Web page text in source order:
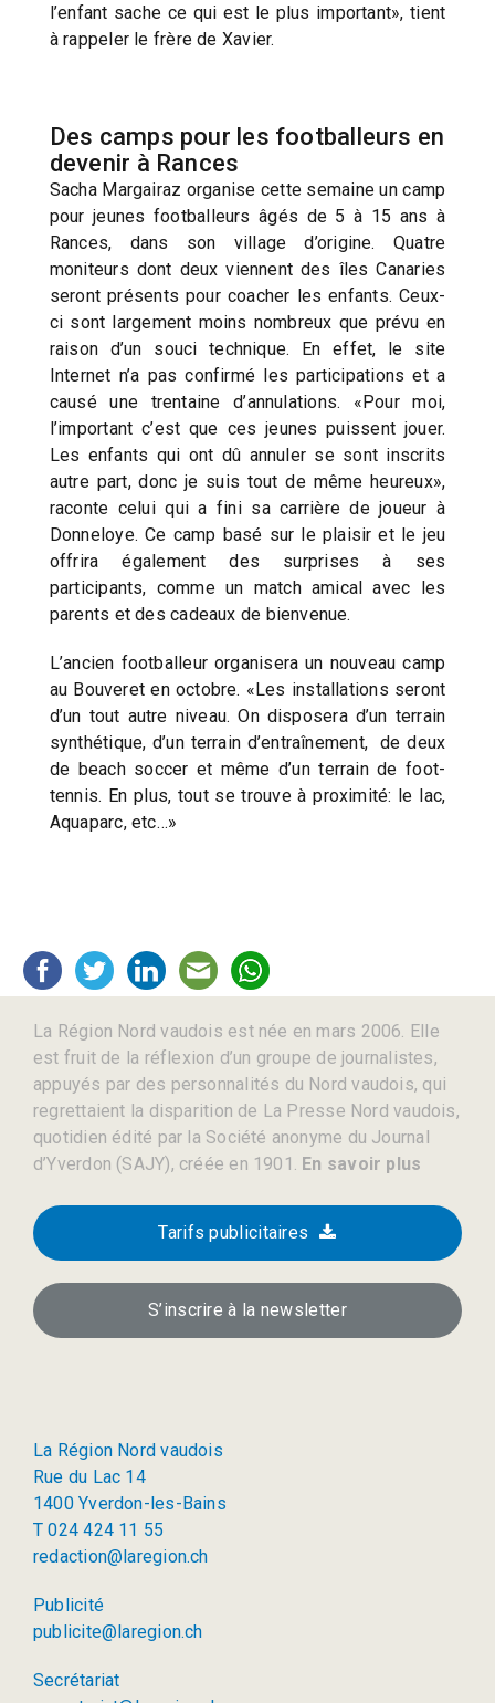
l’enfant sache ce qui est le plus important», tient
à rappeler le frère de Xavier.
Des camps pour les footballeurs en
devenir à Rances
Sacha Margairaz organise cette semaine un camp
pour jeunes footballeurs âgés de 5 à 15 ans à
Rances, dans son village d’origine. Quatre
moniteurs dont deux viennent des îles Canaries
seront présents pour coacher les enfants. Ceux-
ci sont largement moins nombreux que prévu en
raison d’un souci technique. En effet, le site
Internet n’a pas confirmé les participations et a
causé une trentaine d’annulations. «Pour moi,
l’important c’est que ces jeunes puissent jouer.
Les enfants qui ont dû annuler se sont inscrits
autre part, donc je suis tout de même heureux»,
raconte celui qui a fini sa carrière de joueur à
Donneloye. Ce camp basé sur le plaisir et le jeu
offrira également des surprises à ses
participants, comme un match amical avec les
parents et des cadeaux de bienvenue.
L’ancien footballeur organisera un nouveau camp
au Bouveret en octobre. «Les installations seront
d’un tout autre niveau. On disposera d’un terrain
synthétique, d’un terrain d’entraînement, de deux
de beach soccer et même d’un terrain de foot-
tennis. En plus, tout se trouve à proximité: le lac,
Aquaparc, etc…»
La Région Nord vaudois est née en mars 2006. Elle
est fruit de la réflexion d’un groupe de journalistes,
appuyés par des personnalités du Nord vaudois, qui
regrettaient la disparition de La Presse Nord vaudois,
quotidien édité par la Société anonyme du Journal
d’Yverdon (SAJY), créée en 1901. En savoir plus
Tarifs publicitaires
S’inscrire à la newsletter
La Région Nord vaudois
Rue du Lac 14
1400 Yverdon-les-Bains
T 024 424 11 55
redaction@laregion.ch
Publicité
publicite@laregion.ch
Secrétariat